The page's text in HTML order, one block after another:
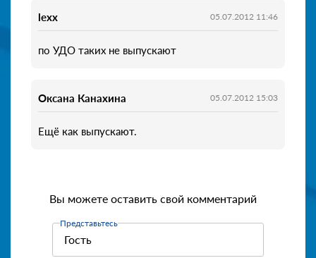
lexx 05.07.2012 11:46
по УДО таких не выпускают
Оксана Канахина 05.07.2012 15:03
Ещё как выпускают.
Вы можете оставить свой комментарий
Представьтесь